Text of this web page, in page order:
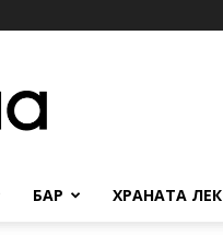
БАР ХРАНАТА ЛЕК